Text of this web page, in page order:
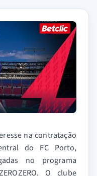
na contratação
do FC Porto,
no programa
O clube